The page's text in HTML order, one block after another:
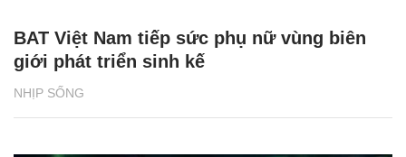
NHỊP SỐNG
BAT Việt Nam tiếp sức phụ nữ vùng biên
giới phát triển sinh kế